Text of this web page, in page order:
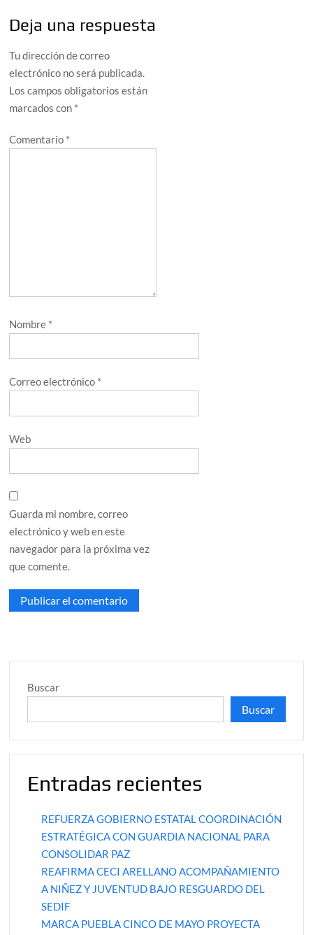
Deja una respuesta
Tu dirección de correo
electrónico no será publicada.
Los campos obligatorios están
marcados con *
Comentario *
Nombre *
Correo electrónico *
Web
Guarda mi nombre, correo
electrónico y web en este
navegador para la próxima vez
que comente.
Buscar
Buscar
Entradas recientes
REFUERZA GOBIERNO ESTATAL COORDINACIÓN
ESTRATÉGICA CON GUARDIA NACIONAL PARA
CONSOLIDAR PAZ
REAFIRMA CECI ARELLANO ACOMPAÑAMIENTO
A NIÑEZ Y JUVENTUD BAJO RESGUARDO DEL
SEDIF
MARCA PUEBLA CINCO DE MAYO PROYECTA